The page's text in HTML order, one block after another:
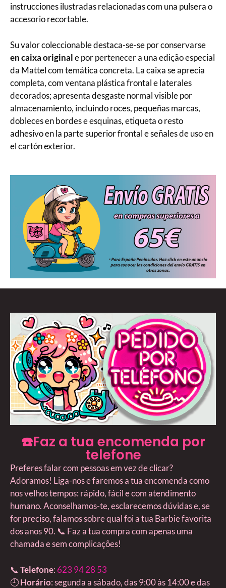
instrucciones ilustradas relacionadas com una pulsera o
accesorio recortable.
Su valor coleccionable destaca-se-se por conservarse
en caixa originale por pertenecer a una edição especial
da Mattel com temática concreta. La caixa se aprecia
completa, com ventana plástica frontal e laterales
decorados; apresenta desgaste normal visible por
almacenamiento, incluindo roces, pequeñas marcas,
dobleces en bordes e esquinas, etiqueta o resto
adhesivo en la parte superior frontal e señales de uso en
el cartón exterior.
☎️Faz a tua encomenda por
telefone
Preferes falar com pessoas em vez de clicar?
Adoramos! Liga-nos e faremos a tua encomenda como
nos velhos tempos: rápido, fácil e com atendimento
humano. Aconselhamos-te, esclarecemos dúvidas e, se
for preciso, falamos sobre qual foi a tua Barbie favorita
dos anos 90. 📞 Faz a tua compra com apenas uma
chamada e sem complicações!
📞 Telefone: 623 94 28 53
🕘Horário: segunda a sábado, das 9:00 às 14:00 e das